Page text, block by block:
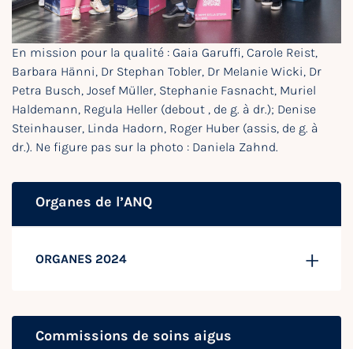
En mission pour la qualité : Gaia Garuffi, Carole Reist,
Barbara Hänni, Dr Stephan Tobler, Dr Melanie Wicki, Dr
Petra Busch, Josef Müller, Stephanie Fasnacht, Muriel
Haldemann, Regula Heller (debout , de g. à dr.); Denise
Steinhauser, Linda Hadorn, Roger Huber (assis, de g. à
dr.). Ne figure pas sur la photo : Daniela Zahnd.
Organes de l’ANQ
ORGANES 2024
Commissions de soins aigus